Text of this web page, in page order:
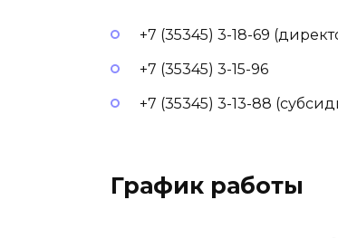
+7 (35345) 3-18-69
+7 (35345) 3-15-96
+7 (35345) 3-13-88
График работы